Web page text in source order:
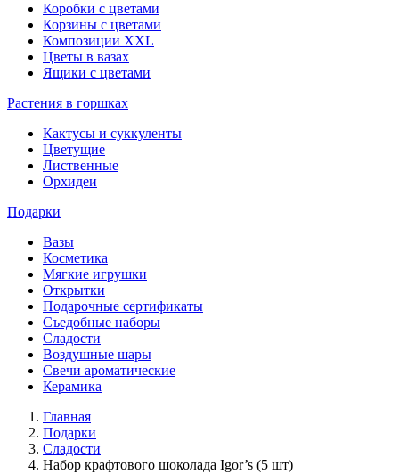
Коробки с цветами
Корзины с цветами
Композиции XXL
Цветы в вазах
Ящики с цветами
Растения в горшках
Кактусы и суккуленты
Цветущие
Лиственные
Орхидеи
Подарки
Вазы
Косметика
Мягкие игрушки
Открытки
Подарочные сертификаты
Съедобные наборы
Сладости
Воздушные шары
Свечи ароматические
Керамика
Главная
Подарки
Сладости
Набор крафтового шоколада Igor’s (5 шт)